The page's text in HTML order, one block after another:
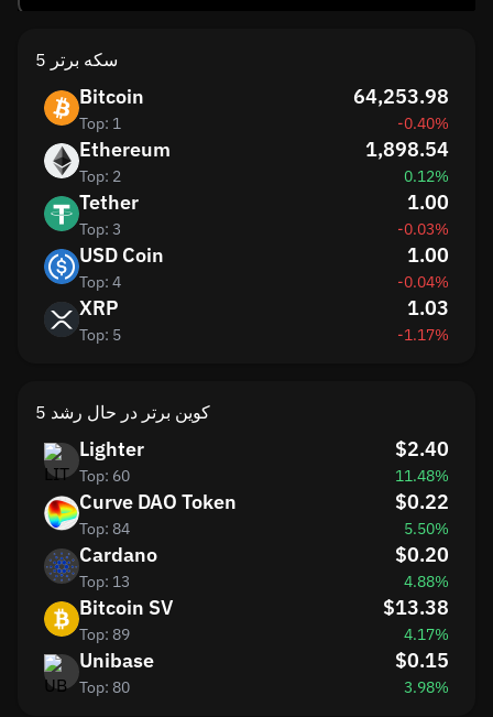
5 سکه برتر
Bitcoin
Top: 1
64,253.98
-0.40%
Ethereum
Top: 2
1,898.54
0.12%
Tether
Top: 3
1.00
-0.03%
USD Coin
Top: 4
1.00
-0.04%
XRP
Top: 5
1.03
-1.17%
5 کوین برتر در حال رشد
Lighter
Top: 60
$2.40
11.48%
Curve DAO Token
Top: 84
$0.22
5.50%
Cardano
Top: 13
$0.20
4.88%
Bitcoin SV
Top: 89
$13.38
4.17%
Unibase
Top: 80
$0.15
3.98%